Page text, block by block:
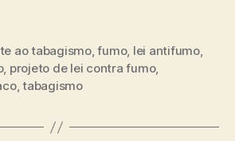
ao tabagismo,fumo, lei antifumo,
, projeto de lei contra fumo,
,tabagismo